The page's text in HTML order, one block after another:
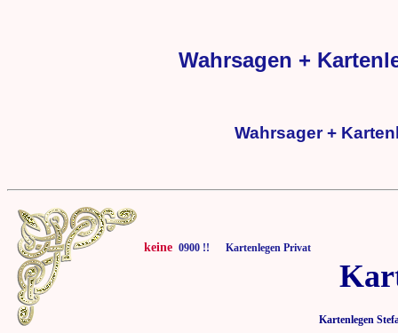
Wahrsagen +
Wahrsager +
keine 0900 !! Kartenlegen Privat
Kartenlegen